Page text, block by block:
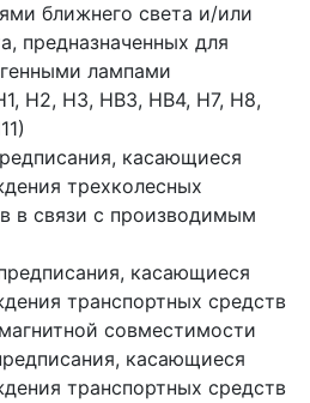
ближнего света и/или
предназначенных для
лампами
Н2, Н3, НB3, НВ4, Н7, Н8,
касающиеся
трехколесных
в связи с производимым
касающиеся
транспортных средств
совместимости
касающиеся
транспортных средств